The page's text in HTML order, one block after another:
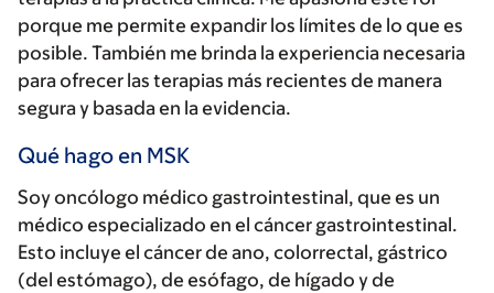
porque me permite expandir los límites de lo que es
posible. También me brinda la experiencia necesaria
para ofrecer las terapias más recientes de manera
segura y basada en la evidencia.
Qué hago en MSK
Soy oncólogo médico gastrointestinal, que es un
médico especializado en el cáncer gastrointestinal.
Esto incluye el cáncer de ano, colorrectal, gástrico
(del estómago), de esófago, de hígado y de